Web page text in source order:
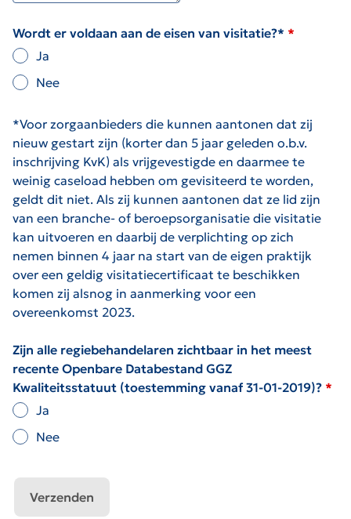
Wordt er voldaan aan de eisen van visitatie?*
Ja
Nee
*Voor zorgaanbieders die kunnen aantonen dat zij
nieuw gestart zijn (korter dan 5 jaar geleden o.b.v.
inschrijving KvK) als vrijgevestigde en daarmee te
weinig caseload hebben om gevisiteerd te worden,
geldt dit niet. Als zij kunnen aantonen dat ze lid zijn
van een branche- of beroepsorganisatie die visitatie
kan uitvoeren en daarbij de verplichting op zich
nemen binnen 4 jaar na start van de eigen praktijk
over een geldig visitatiecertificaat te beschikken
komen zij alsnog in aanmerking voor een
overeenkomst 2023.
Zijn alle regiebehandelaren zichtbaar in het meest
recente Openbare Databestand GGZ
Kwaliteitsstatuut (toestemming vanaf 31-01-2019)?
Ja
Nee
Verzenden